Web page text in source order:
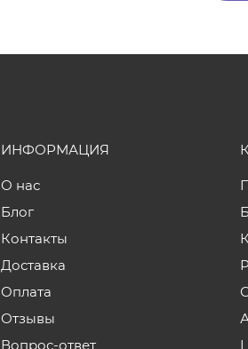
ИНФОРМАЦИЯ
О нас
Блог
Контакты
Доставка
Оплата
Отзывы
Вопрос-ответ